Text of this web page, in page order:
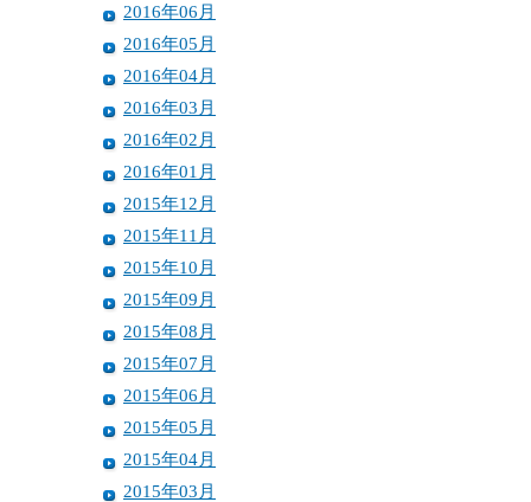
2016年06月
2016年05月
2016年04月
2016年03月
2016年02月
2016年01月
2015年12月
2015年11月
2015年10月
2015年09月
2015年08月
2015年07月
2015年06月
2015年05月
2015年04月
2015年03月